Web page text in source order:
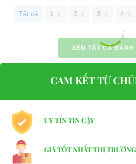
Tất cả 1 2 3 4
XEM TẤT CẢ ĐÁNH
CAM KẾT TỪ
UY TÍN TIN CẬY
GIÁ TỐT NHẤT THỊ TRƯỜNG